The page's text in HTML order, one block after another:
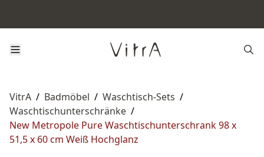
VitrA / Badmöbel / Waschtisch-Sets /
Waschtischunterschränke /
New Metropole Pure Waschtischunterschrank 98 x
51,5 x 60 cm Weiß Hochglanz